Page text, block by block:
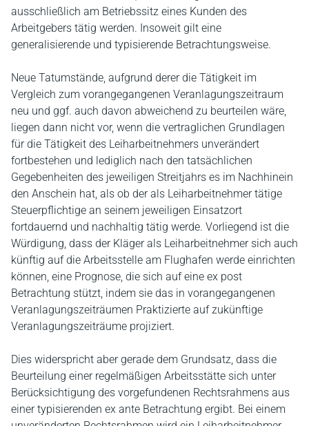
ausschließlich am Betriebssitz eines Kunden des
Arbeitgebers tätig werden. Insoweit gilt eine
generalisierende und typisierende Betrachtungsweise.
Neue Tatumstände, aufgrund derer die Tätigkeit im
Vergleich zum vorangegangenen Veranlagungszeitraum
neu und ggf. auch davon abweichend zu beurteilen wäre,
liegen dann nicht vor, wenn die vertraglichen Grundlagen
für die Tätigkeit des Leiharbeitnehmers unverändert
fortbestehen und lediglich nach den tatsächlichen
Gegebenheiten des jeweiligen Streitjahrs es im Nachhinein
den Anschein hat, als ob der als Leiharbeitnehmer tätige
Steuerpflichtige an seinem jeweiligen Einsatzort
fortdauernd und nachhaltig tätig werde. Vorliegend ist die
Würdigung, dass der Kläger als Leiharbeitnehmer sich auch
künftig auf die Arbeitsstelle am Flughafen werde einrichten
können, eine Prognose, die sich auf eine ex post
Betrachtung stützt, indem sie das in vorangegangenen
Veranlagungszeiträumen Praktizierte auf zukünftige
Veranlagungszeiträume projiziert.
Dies widerspricht aber gerade dem Grundsatz, dass die
Beurteilung einer regelmäßigen Arbeitsstätte sich unter
Berücksichtigung des vorgefundenen Rechtsrahmens aus
einer typisierenden ex ante Betrachtung ergibt. Bei einem